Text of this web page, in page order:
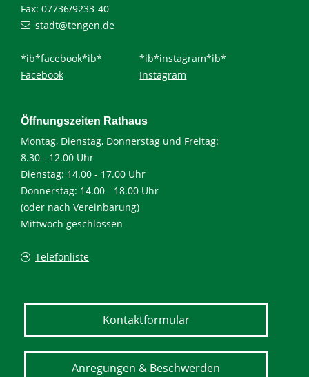
Fax: 07736/9233-40
stadt@tengen.de
*ib*facebook*ib*
Facebook
*ib*instagram*ib*
Instagram
Öffnungszeiten Rathaus
Montag, Dienstag, Donnerstag und Freitag:
8.30 - 12.00 Uhr
Dienstag: 14.00 - 17.00 Uhr
Donnerstag: 14.00 - 18.00 Uhr
(oder nach Vereinbarung)
Mittwoch geschlossen
Telefonliste
Kontaktformular
Anregungen & Beschwerden